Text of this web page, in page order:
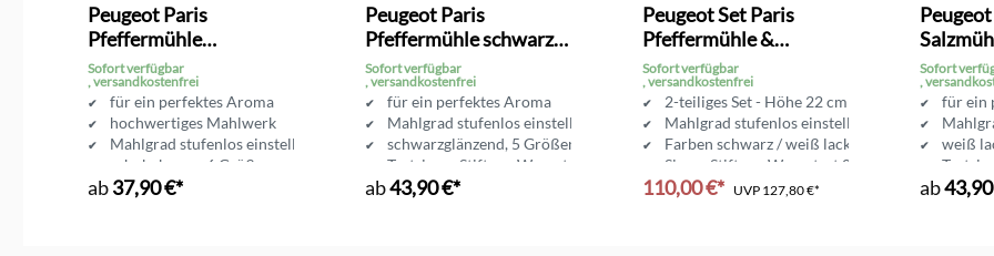
Peugeot Paris
Pfeffermühle
Schokolade
Sofort verfügbar
, versandkostenfrei
für ein perfektes Aroma
hochwertiges Mahlwerk
Mahlgrad stufenlos einstellbar
schokobraun, 6 Größen
Testsieger Stiftung Warentest 01/16
ab37,90 €*
Peugeot Paris
Pfeffermühle schwarz
glänzend
Sofort verfügbar
, versandkostenfrei
für ein perfektes Aroma
Mahlgrad stufenlos einstellbar
schwarzglänzend, 5 Größen
Testsieger Stiftung Warentest 01/16
ab43,90 €*
Peugeot Set Paris
Pfeffermühle &
Salzmühle 22 cm
Sofort verfügbar
, versandkostenfrei
2-teiliges Set - Höhe 22 cm
Mahlgrad stufenlos einstellbar
Farben schwarz / weiß lackiert
Sieger Stiftung Warentest 01/16
110,00 €* UVP 127,80 €*
Sofort
,
für ein
weiß
ab